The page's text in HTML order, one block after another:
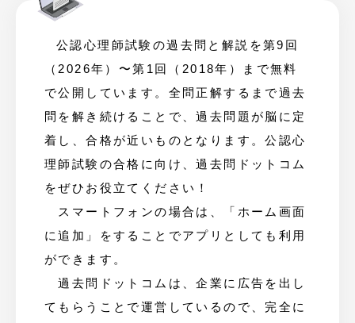
公認心理師試験の過去問と解説を第9回
（2026年）〜第1回（2018年）まで無料
で公開しています。全問正解するまで過去
問を解き続けることで、過去問題が脳に定
着し、合格が近いものとなります。公認心
理師試験の合格に向け、過去問ドットコム
をぜひお役立てください！
スマートフォンの場合は、「ホーム画面
に追加」をすることでアプリとしても利用
ができます。
過去問ドットコムは、企業に広告を出し
てもらうことで運営しているので、完全に